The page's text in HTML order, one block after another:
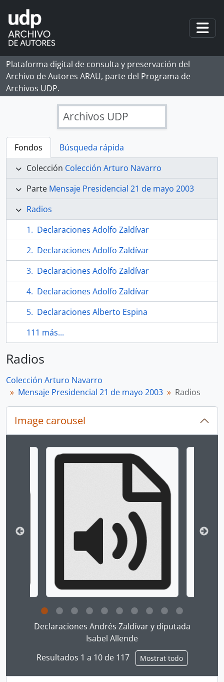
Skip to main content
Plataforma digital de consulta y preservación del
Archivo de Autores ARAU, parte del Programa de
Archivos UDP.
Archivos UDP
Fondos
Búsqueda rápida
Colección Colección Arturo Navarro
Parte Mensaje Presidencial 21 de mayo 2003
Radios
Declaraciones Adolfo Zaldívar
Declaraciones Adolfo Zaldívar
Declaraciones Adolfo Zaldívar
Declaraciones Adolfo Zaldívar
Declaraciones Alberto Espina
111 más...
Radios
Colección Arturo Navarro
Mensaje Presidencial 21 de mayo 2003
Radios
Image carousel
Changing the current slide of this carousel will
Clicking this description title link will open the
Declaraciones Andrés Zaldívar y diputada
Isabel Allende
Resultados 1 a 10 de 117
Mostrat todo